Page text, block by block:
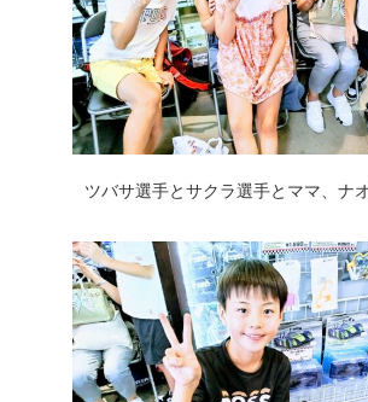
ツバサ選手とサクラ選手とママ、ナ